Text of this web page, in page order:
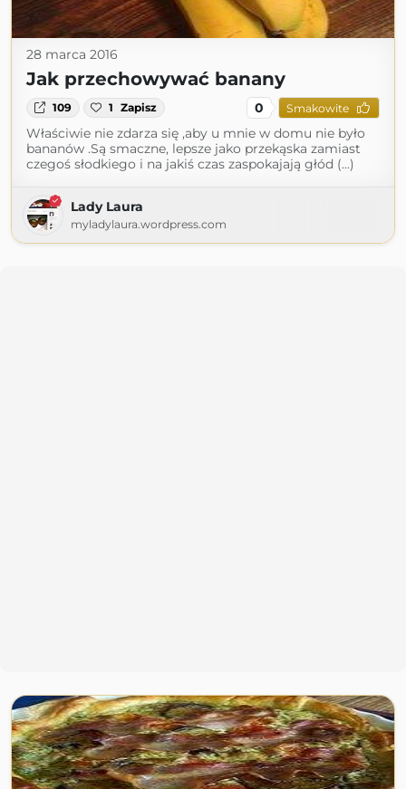
28 marca 2016
Jak przechowywać banany
109 1 Zapisz 0 Smakowite
Właściwie nie zdarza się ,aby u mnie w domu nie było
bananów .Są smaczne, lepsze jako przekąska zamiast
czegoś słodkiego i na jakiś czas zaspokajają głód (...)
Lady Laura
myladylaura.wordpress.com